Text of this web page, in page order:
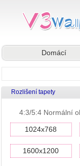
Domácí
Rozlišení tapety
4:3/5:4 Normální
1024x768
1600x1200